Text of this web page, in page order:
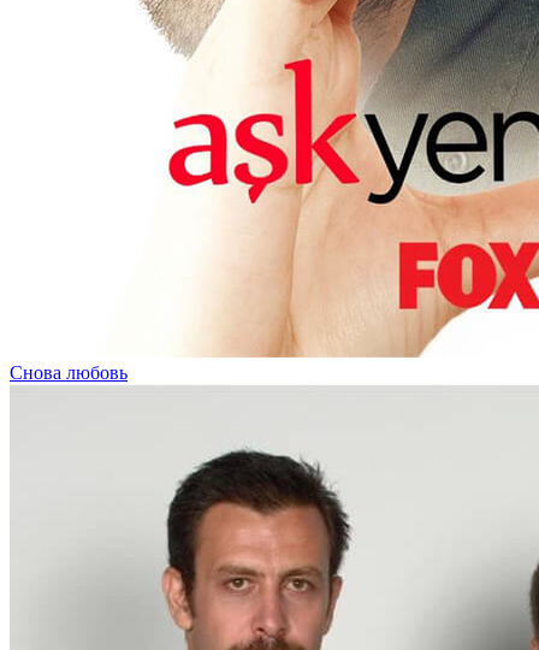
Снова любовь